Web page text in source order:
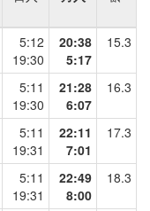
5:12
19:30
20:38
5:17
15.3
5:11
19:30
21:28
6:07
16.3
5:11
19:31
22:11
7:01
17.3
5:11
19:31
22:49
8:00
18.3